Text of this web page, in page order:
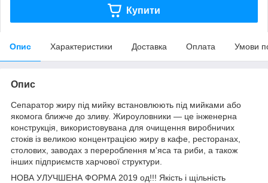
Купити
Опис Характеристики Доставка Оплата Умови
Опис
Сепаратор жиру під мийку встановлюють під мийками або
якомога ближче до зливу. Жироуловники — це інженерна
конструкція, використовувана для очищення виробничих
стоків із великою концентрацією жиру в кафе, ресторанах,
столових, заводах з перероблення м'яса та риби, а також
інших підприємств харчової структури.
НОВА УЛУЧШЕНА ФОРМА 2019 од!!! Якість і щільність